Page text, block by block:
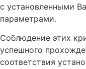
с установленными
параметрами.
Соблюдение этих
успешного
соответствия